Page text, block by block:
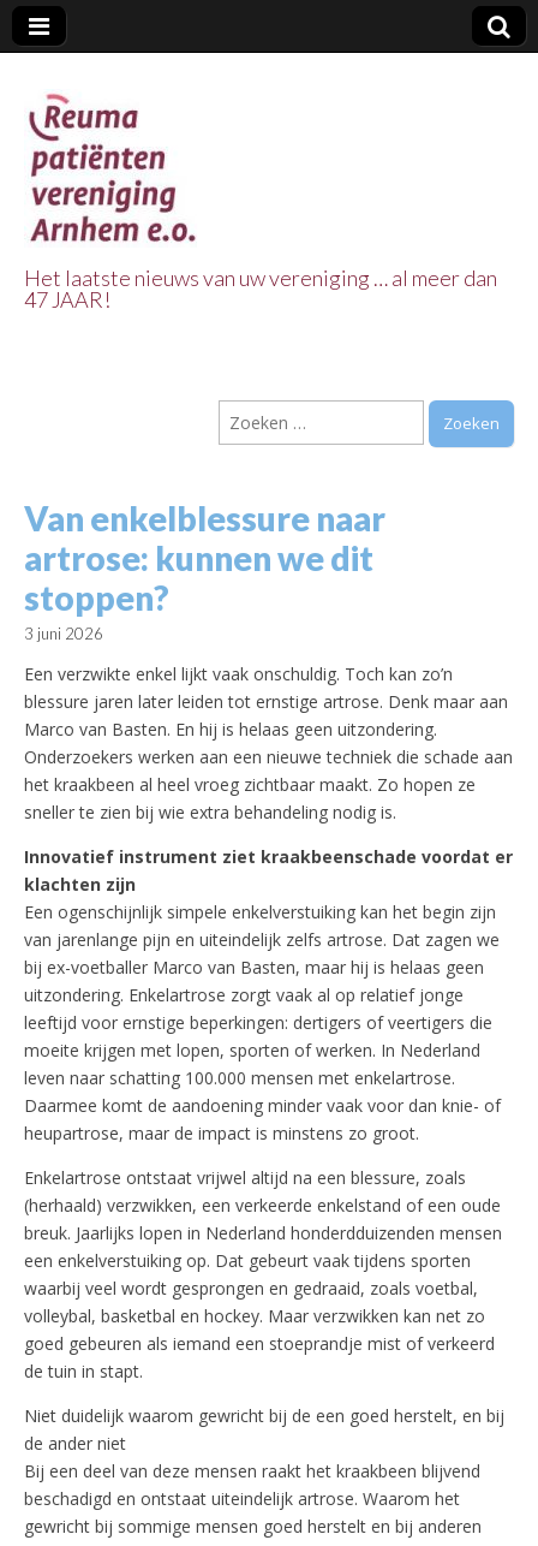
Vereniging
Arnhem e.o.
Het laatste nieuws van uw vereniging … al meer dan
47 JAAR!
Zoeken
naar:
Van enkelblessure naar
artrose: kunnen we dit
stoppen?
3 juni 2026
Een verzwikte enkel lijkt vaak onschuldig. Toch kan zo’n
blessure jaren later leiden tot ernstige artrose. Denk maar aan
Marco van Basten. En hij is helaas geen uitzondering.
Onderzoekers werken aan een nieuwe techniek die schade aan
het kraakbeen al heel vroeg zichtbaar maakt. Zo hopen ze
sneller te zien bij wie extra behandeling nodig is.
Innovatief instrument ziet kraakbeenschade voordat er
klachten zijn
Een ogenschijnlijk simpele enkelverstuiking kan het begin zijn
van jarenlange pijn en uiteindelijk zelfs artrose. Dat zagen we
bij ex-voetballer Marco van Basten, maar hij is helaas geen
uitzondering. Enkelartrose zorgt vaak al op relatief jonge
leeftijd voor ernstige beperkingen: dertigers of veertigers die
moeite krijgen met lopen, sporten of werken. In Nederland
leven naar schatting 100.000 mensen met enkelartrose.
Daarmee komt de aandoening minder vaak voor dan knie- of
heupartrose, maar de impact is minstens zo groot.
Enkelartrose ontstaat vrijwel altijd na een blessure, zoals
(herhaald) verzwikken, een verkeerde enkelstand of een oude
breuk. Jaarlijks lopen in Nederland honderdduizenden mensen
een enkelverstuiking op. Dat gebeurt vaak tijdens sporten
waarbij veel wordt gesprongen en gedraaid, zoals voetbal,
volleybal, basketbal en hockey. Maar verzwikken kan net zo
goed gebeuren als iemand een stoeprandje mist of verkeerd
de tuin in stapt.
Niet duidelijk waarom gewricht bij de een goed herstelt, en bij
de ander niet
Bij een deel van deze mensen raakt het kraakbeen blijvend
beschadigd en ontstaat uiteindelijk artrose. Waarom het
gewricht bij sommige mensen goed herstelt en bij anderen